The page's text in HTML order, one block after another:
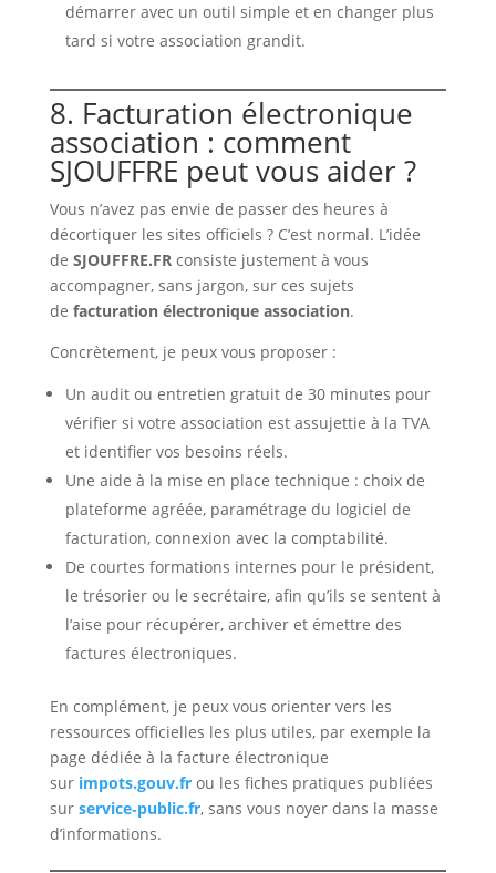
démarrer avec un outil simple et en changer plus
tard si votre association grandit.
8. Facturation électronique
association : comment
SJOUFFRE peut vous aider ?
Vous n’avez pas envie de passer des heures à
décortiquer les sites officiels ? C’est normal. L’idée
de SJOUFFRE.FRconsiste justement à vous
accompagner, sans jargon, sur ces sujets
de facturation électronique association.
Concrètement, je peux vous proposer :
Un audit ou entretien gratuit de 30 minutes pour
vérifier si votre association est assujettie à la TVA
et identifier vos besoins réels.
Une aide à la mise en place technique : choix de
plateforme agréée, paramétrage du logiciel de
facturation, connexion avec la comptabilité.
De courtes formations internes pour le président,
le trésorier ou le secrétaire, afin qu’ils se sentent à
l’aise pour récupérer, archiver et émettre des
factures électroniques.
En complément, je peux vous orienter vers les
ressources officielles les plus utiles, par exemple la
page dédiée à la facture électronique
sur impots.gouv.frou les fiches pratiques publiées
sur service‑public.fr, sans vous noyer dans la masse
d’informations.